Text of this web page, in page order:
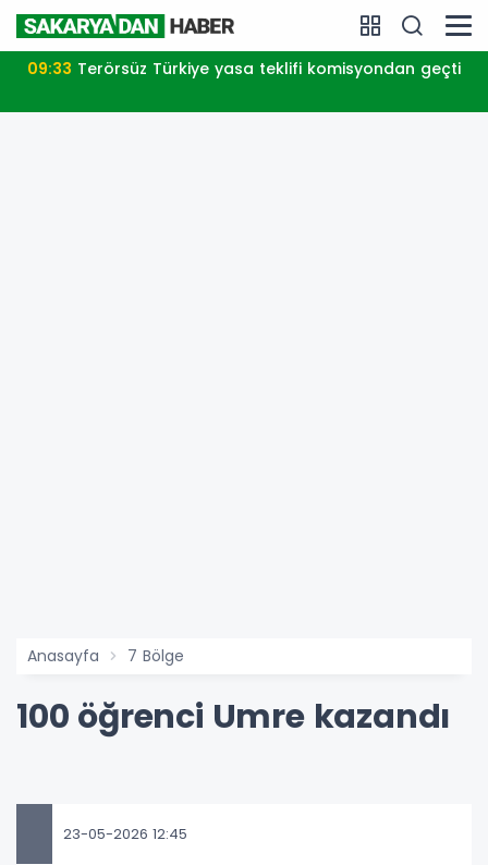
09:33 Terörsüz Türkiye yasa teklifi komisyondan geçti
Anasayfa 7 Bölge
100 öğrenci Umre kazandı
23-05-2026 12:45